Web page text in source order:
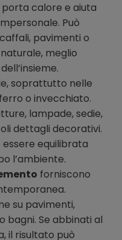
porta calore e aiuta
Può
pavimenti o
meglio
soprattutto nelle
o invecchiato.
lampade, sedie,
dettagli decorativi.
essere equilibrata
l’ambiente.
forniscono
su pavimenti,
bagni. Se abbinati al
il risultato può